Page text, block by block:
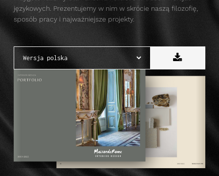
PL EN DE
językowych. Prezentujemy w nim w skrócie naszą filozofię,
sposób pracy i najważniejsze projekty.